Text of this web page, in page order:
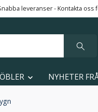
leveranser - Kontakta oss
NYHETER